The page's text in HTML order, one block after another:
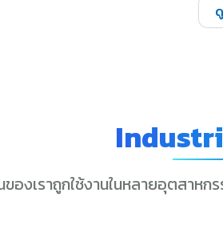
ของเราถูกใช้งานในหลายอุตสาห